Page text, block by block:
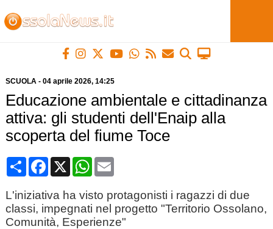
SCUOLA- 04 aprile 2026, 14:25
Educazione ambientale e cittadinanza
attiva: gli studenti dell'Enaip alla
scoperta del fiume Toce
CondividiFacebook
X WhatsApp
Email
L'iniziativa ha visto protagonisti i ragazzi di due
classi, impegnati nel progetto "Territorio Ossolano,
Comunità, Esperienze"